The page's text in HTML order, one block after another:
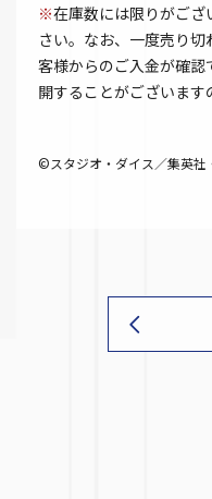
※在庫数には限りがござ
さい。なお、一度売り
客様からのご入金が確
開することがございます
©スタジオ・ダイス／集英社